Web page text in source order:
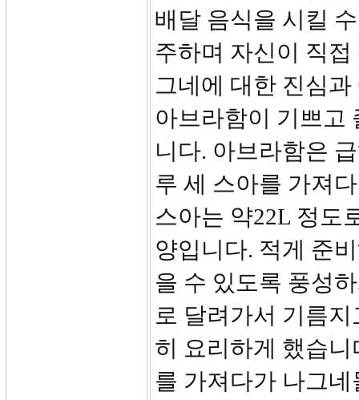
배달 음식을 시킬
주하며 자신이 직
그네에 대한 진심
아브라함이 기쁘고
니다. 아브라함은
루 세 스아를 가져
스아는 약22L 정도
양입니다. 적게 준
을 수 있도록 풍성
로 달려가서 기름
히 요리하게 했습
를 가져다가 나그